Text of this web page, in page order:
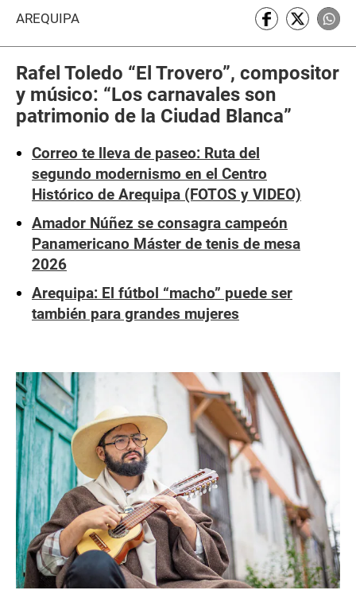
AREQUIPA
Rafel Toledo “El Trovero”, compositor
y músico: “Los carnavales son
patrimonio de la Ciudad Blanca”
Correo te lleva de paseo: Ruta del
segundo modernismo en el Centro
Histórico de Arequipa (FOTOS y VIDEO)
Amador Núñez se consagra campeón
Panamericano Máster de tenis de mesa
2026
Arequipa: El fútbol “macho” puede ser
también para grandes mujeres